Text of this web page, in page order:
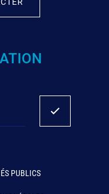
PUBLICS